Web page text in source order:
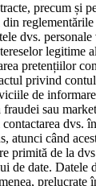
precum și
dvs. personale
legitime
pretențiilor
privind
de
fraudei sau
dvs.
atunci când
primită de la
de date. Datele
prelucrate